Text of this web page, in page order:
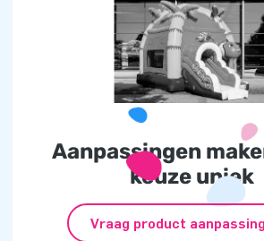
Aanpassingen
keuze uniek
Vraag product